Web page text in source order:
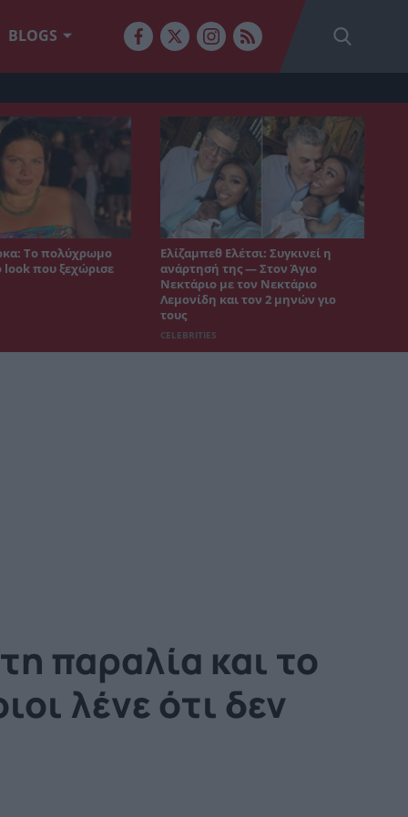
BLOGS
Το πολύχρωμο
look που ξεχώρισε
Ελίζαμπεθ Ελέτσι: Συγκινεί η
ανάρτησή της — Στον Άγιο
Νεκτάριο με τον Νεκτάριο
Λεμονίδη και τον 2 μηνών γιο
τους
CELEBRITIES
παραλία και το
λένε ότι δεν